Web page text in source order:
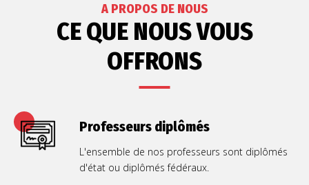
A PROPOS DE NOUS
CE QUE NOUS VOUS
OFFRONS
Professeurs diplômés
L'ensemble de nos professeurs sont diplômés
d'état ou diplômés fédéraux.